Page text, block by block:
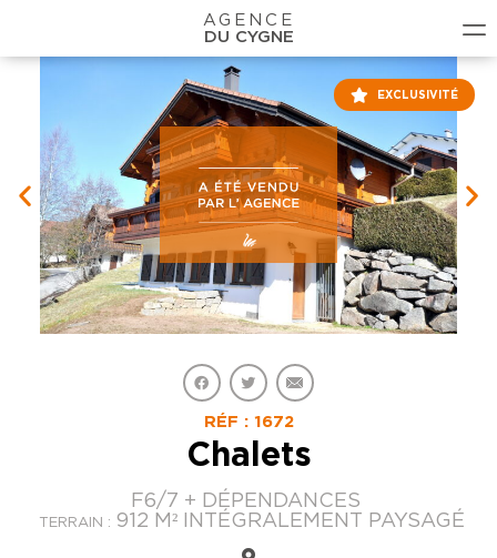
AGENCE
DU CYGNE
EXCLUSIVITÉ
RÉF : 1672
Chalets
F6/7 + DÉPENDANCES
TERRAIN : 912 M² INTÉGRALEMENT PAYSAGÉ